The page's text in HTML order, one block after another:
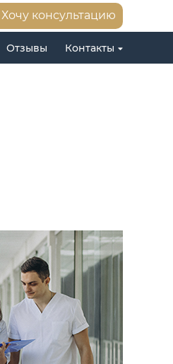
Хочу консультацию
Отзывы
Контакты